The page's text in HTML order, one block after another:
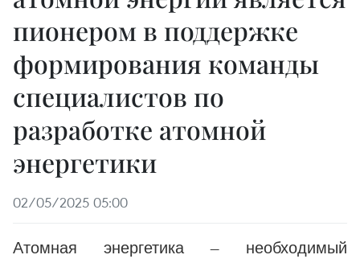
пионером в поддержке
формирования команды
специалистов по
разработке атомной
энергетики
02/05/2025 05:00
Атомная энергетика — необходимый